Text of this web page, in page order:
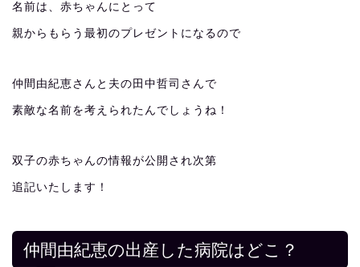
名前は、赤ちゃんにとって
親からもらう最初のプレゼントになるので
仲間由紀恵さんと夫の田中哲司さんで
素敵な名前を考えられたんでしょうね！
双子の赤ちゃんの情報が公開され次第
追記いたします！
仲間由紀恵の出産した病院はどこ？